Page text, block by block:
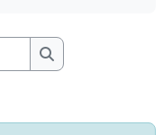
Искать
Искать